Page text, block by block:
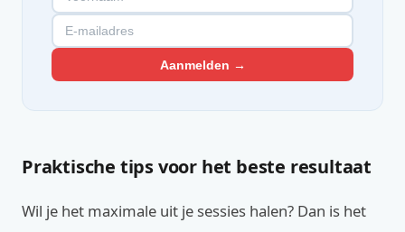
Aanmelden →
Praktische tips voor het beste resultaat
Wil je het maximale uit je sessies halen? Dan is het